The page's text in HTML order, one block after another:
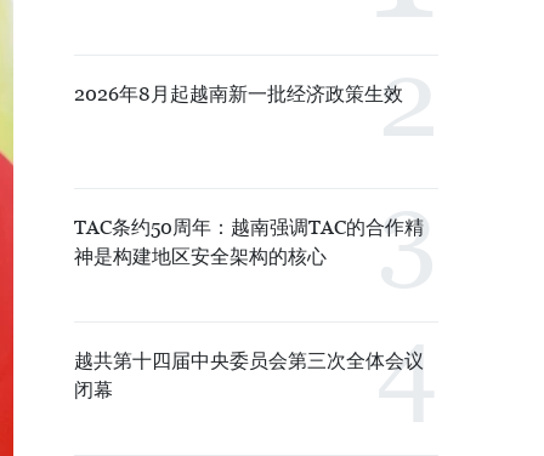
2026年8月起越南新一批经济政策生效
TAC条约50周年：越南强调TAC的合作精
神是构建地区安全架构的核心
越共第十四届中央委员会第三次全体会议
闭幕